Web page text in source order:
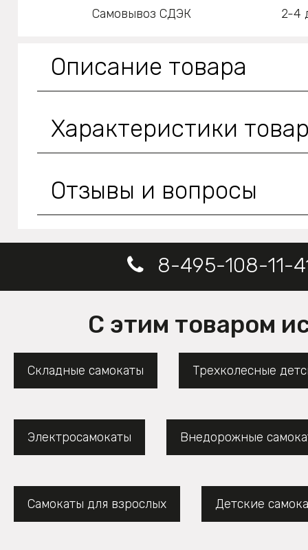
Самовывоз СДЭК
2-4
Описание товара
Характеристики
Отзывы и вопросы
8-495-108-11-
С этим товаром
Складные самокаты Трехколесные
Электросамокаты Внедорожные
Самокаты для взрослых Детские